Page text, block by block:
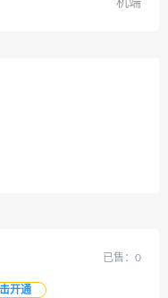
机端
开通
已售：0